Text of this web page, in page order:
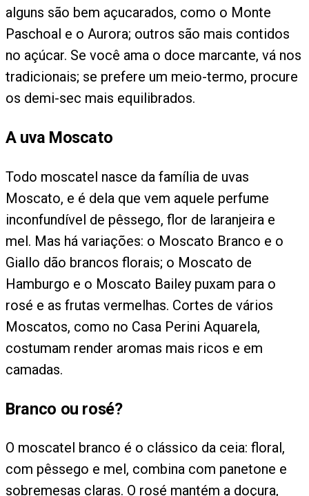
alguns são bem açucarados, como o Monte
Paschoal e o Aurora; outros são mais contidos
no açúcar. Se você ama o doce marcante, vá nos
tradicionais; se prefere um meio-termo, procure
os demi-sec mais equilibrados.
A uva Moscato
Todo moscatel nasce da família de uvas
Moscato, e é dela que vem aquele perfume
inconfundível de pêssego, flor de laranjeira e
mel. Mas há variações: o Moscato Branco e o
Giallo dão brancos florais; o Moscato de
Hamburgo e o Moscato Bailey puxam para o
rosé e as frutas vermelhas. Cortes de vários
Moscatos, como no Casa Perini Aquarela,
costumam render aromas mais ricos e em
camadas.
Branco ou rosé?
O moscatel branco é o clássico da ceia: floral,
com pêssego e mel, combina com panetone e
sobremesas claras. O rosé mantém a doçura,